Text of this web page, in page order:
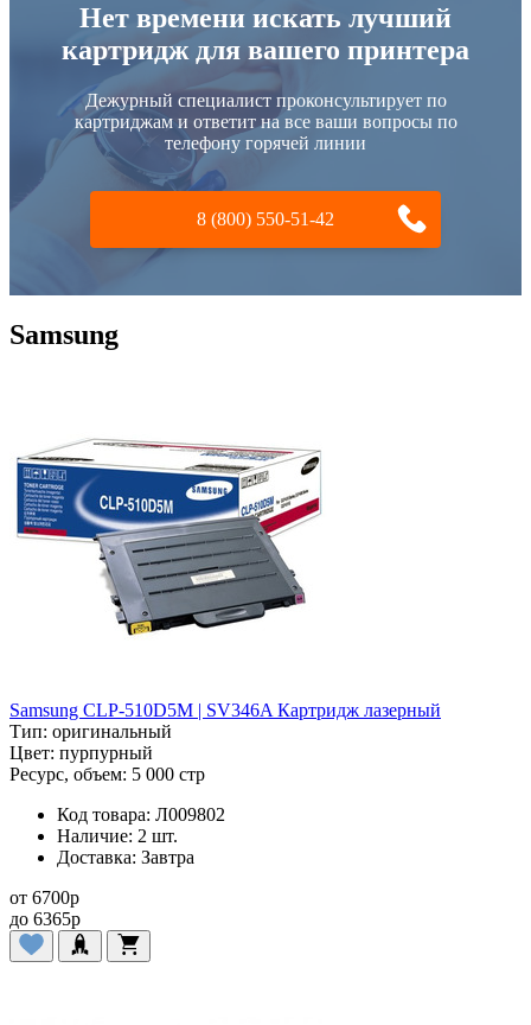
Нет времени искать лучший
картридж для вашего принтера
Дежурный специалист проконсультирует по
картриджам и ответит на все ваши вопросы по
телефону горячей линии
8 (800) 550-51-42
Samsung
Samsung CLP-510D5M | SV346A Картридж лазерный
Тип: оригинальный
Цвет: пурпурный
Ресурс, объем: 5 000 стр
Код товара: Л009802
Наличие: 2 шт.
Доставка: Завтра
от 6700p
до 6365p